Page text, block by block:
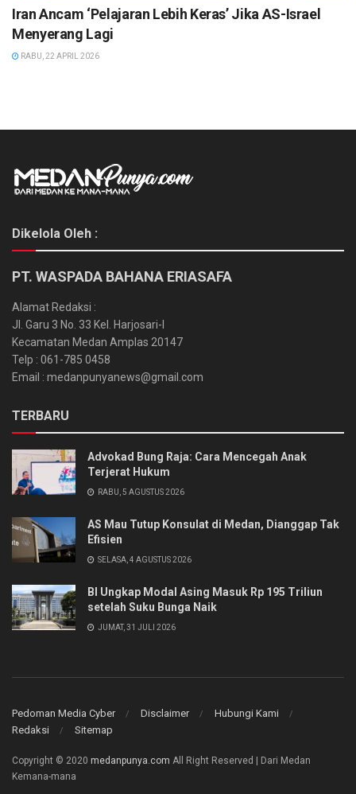
Iran Ancam ‘Pelajaran Lebih Keras’ Jika AS-Israel
Menyerang Lagi
RABU, 22 APRIL 2026
Dikelola Oleh :
PT. WASPADA BAHANA ERIASAFA
Alamat Redaksi :
Jl. Garu 3 No. 33 Kel. Harjosari-I
Kecamatan Medan Amplas 20147
Telp : 061-785 0458
Email : medanpunyanews@gmail.com
TERBARU
Advokad Bung Raja: Cara Mencegah Anak
Terjerat Hukum
RABU, 5 AGUSTUS 2026
AS Mau Tutup Konsulat di Medan, Dianggap Tak
Efisien
SELASA, 4 AGUSTUS 2026
BI Ungkap Modal Asing Masuk Rp 195 Triliun
setelah Suku Bunga Naik
JUMAT, 31 JULI 2026
Pedoman Media Cyber Disclaimer
Hubungi Kami
Redaksi
Sitemap
Copyright © 2020 medanpunya.com All Right Reserved | Dari Medan
Kemana-mana